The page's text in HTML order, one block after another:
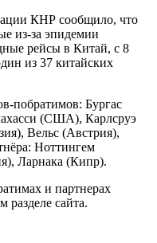
КНР сообщило, что
из-за эпидемии
рейсы в Китай, с 8
из 37 китайских
побратимов: Бургас
(США), Карлсруэ
Вельс (Австрия),
Ноттингем
Ларнака (Кипр).
и партнерах
разделе сайта.